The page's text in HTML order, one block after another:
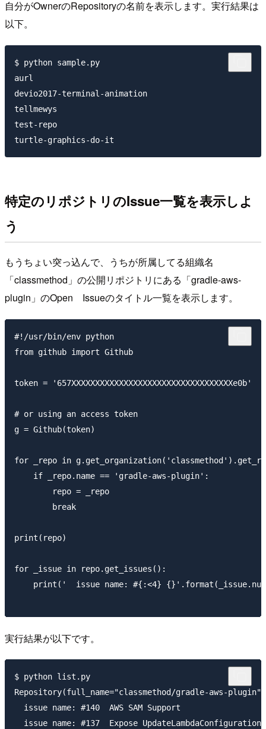
自分がOwnerのRepositoryの名前を表示します。実行結果は
以下。
$ python sample.py
aurl
devio2017-terminal-animation
tellmewys
test-repo
特定のリポジトリのIssue一覧を表示しよ
う
もうちょい突っ込んで、うちが所属してる組織名
「classmethod」の公開リポジトリにある「gradle-aws-
plugin」のOpen Issueのタイトル一覧を表示します。
#!/usr/bin/env python
from github import Github
token = '657XXXXXXXXXXXXXXXXXXXXXXXXXXXXXXXXXXe0b'
# or using an access token
g = Github(token)
for _repo in
    if _repo.name == 'gradle-aws-plugin':
        repo = _repo
        break
print(repo)
for _issue in repo.get_issues():
print('  issue name: #{:<4}
実行結果が以下です。
$ python list.py
Repository(full_name="classmethod/gradle-aws-plugin")
  issue name: #140  AWS SAM Support
issue name: #137  Expose